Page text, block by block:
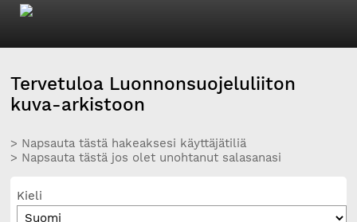
Tervetuloa Luonnonsuojeluliiton
kuva-arkistoon
> Napsauta tästä hakeaksesi käyttäjätiliä
> Napsauta tästä jos olet unohtanut salasanasi
Kieli